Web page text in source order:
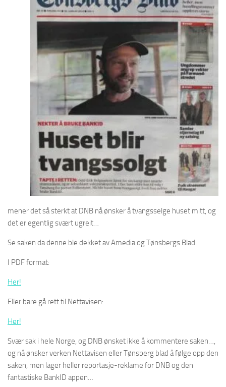
mener det så sterkt at DNB nå ønsker å tvangsselge huset mitt, og
det er egentlig svært ugreit…
Se saken da denne ble dekket av Amedia og Tønsbergs Blad.
I PDF format:
Her!
Eller bare gå rett til Nettavisen:
Her!
Svær sak i hele Norge, og DNB ønsket ikke å kommentere saken…,
og nå ønsker verken Nettavisen eller Tønsberg blad å følge opp den
saken, men lager heller reportasje-reklame for DNB og den
fantastiske BankID appen…